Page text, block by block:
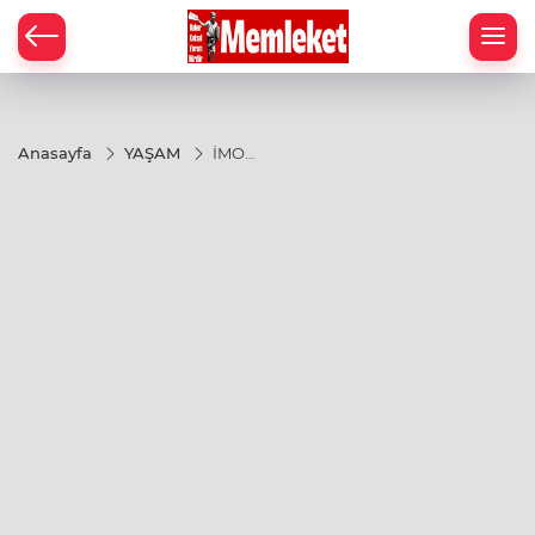
Anasayfa YAŞAM
İMO